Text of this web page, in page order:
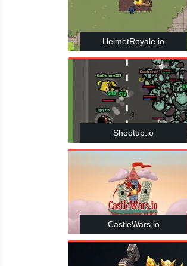
HelmetRoyale.io
Shootup.io
CastleWars.io